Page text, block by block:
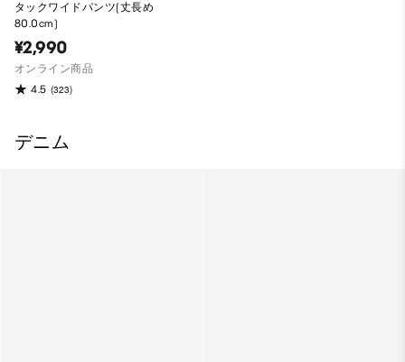
タックワイドパンツ(丈長め
80.0cm)
¥2,990
オンライン商品
4.5 (323)
デニム